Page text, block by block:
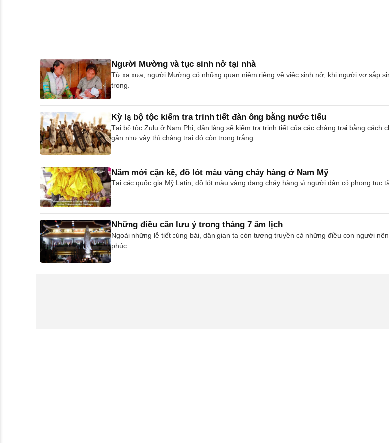
Người Mường và tục sinh nở tại nhà
Từ xa xưa, người Mường có những quan niệm riêng về việc sinh nở, khi người vợ sắp
trong.
Kỳ lạ bộ tộc kiểm tra trinh tiết đàn ông bằng nước tiểu
Tại bộ tộc Zulu ở Nam Phi, dân làng sẽ kiểm tra trinh tiết của các chàng trai bằng
gần như vậy thì chàng trai đó còn trong trắng.
Năm mới cận kề, đồ lót màu vàng cháy hàng ở Nam Mỹ
Tại các quốc gia Mỹ Latin, đồ lót màu vàng đang cháy hàng vì người dân có phong tục
Những điều cần lưu ý trong tháng 7 âm lịch
Ngoài những lễ tiết cúng bái, dân gian ta còn tương truyền cả những điều con người
phúc.